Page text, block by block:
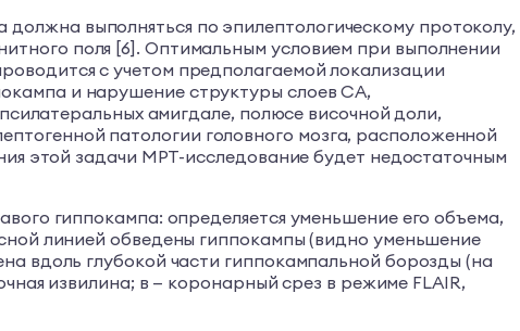
выполняться по эпилептологическому протоколу,
поля [6]. Оптимальным условием при выполнении
с учетом предполагаемой локализации
и нарушение структуры слоев СА,
амигдале, полюсе височной доли,
патологии головного мозга, расположенной
этой задачи МРТ-исследование будет недостаточным
гиппокампа: определяется уменьшение его объема,
линией обведены гиппокампы (видно уменьшение
вдоль глубокой части гиппокампальной борозды (на
извилина; в — коронарный срез в режиме FLAIR,